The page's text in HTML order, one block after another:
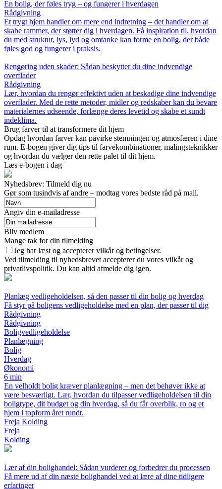
En bolig, der føles tryg – og fungerer i hverdagen
Rådgivning
Et trygt hjem handler om mere end indretning – det handler om at
skabe rammer, der støtter dig i hverdagen. Få inspiration til, hvordan
du med struktur, lys, lyd og omtanke kan forme en bolig, der både
føles god og fungerer i praksis.
Rengøring uden skader: Sådan beskytter du dine indvendige
overflader
Rådgivning
Lær, hvordan du rengør effektivt uden at beskadige dine indvendige
overflader. Med de rette metoder, midler og redskaber kan du bevare
materialernes udseende, forlænge deres levetid og skabe et sundt
indeklima.
Brug farver til at transformere dit hjem
Opdag hvordan farver kan påvirke stemningen og atmosfæren i dine
rum. E-bogen giver dig tips til farvekombinationer, malingsteknikker
og hvordan du vælger den rette palet til dit hjem.
Læs e-bogen i dag
Nyhedsbrev: Tilmeld dig nu
Gør som tusindvis af andre – modtag vores bedste råd på mail.
Angiv din e-mailadresse
Bliv medlem
Mange tak for din tilmelding
Jeg har læst og accepterer vilkår og betingelser.
Ved tilmelding til nyhedsbrevet accepterer du vores vilkår og
privatlivspolitik. Du kan altid afmelde dig igen.
Planlæg vedligeholdelsen, så den passer til din bolig og hverdag
Få styr på boligens vedligeholdelse med en plan, der passer til dig
Rådgivning
Rådgivning
Boligvedligeholdelse
Planlægning
Bolig
Hverdag
Økonomi
6 min
En velholdt bolig kræver planlægning – men det behøver ikke at
være besværligt. Lær, hvordan du tilpasser vedligeholdelsen til din
boligtype, dit budget og din hverdag, så du får overblik, ro og et
hjem i topform året rundt.
Freja Kolding
Freja
Kolding
Lær af din bolighandel: Sådan vurderer og forbedrer du processen
Få mere ud af din næste bolighandel ved at lære af dine tidligere
erfaringer